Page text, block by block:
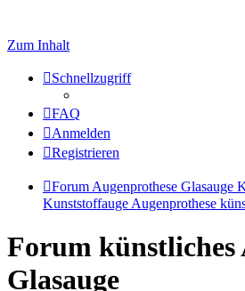
Zum Inhalt
Schnellzugriff
FAQ
Anmelden
Registrieren
Forum Augenprothese Glasauge
Kunststoffauge Augenprothese
Forum künstliches
Glasauge